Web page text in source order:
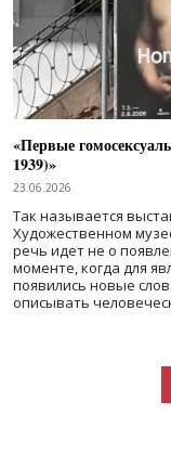
«Первые
1939)»
23.06.2026
Так называется
Художественном
речь идет не о
моменте, когда для
появились новые
описывать